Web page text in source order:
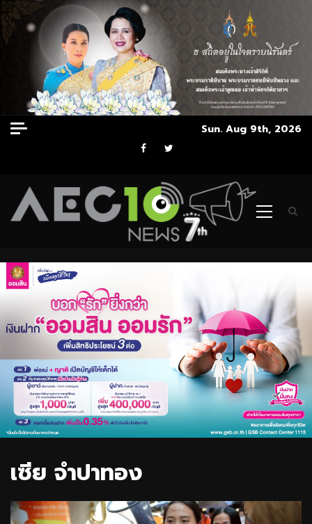
Skip
to
Sun. Aug 9th, 2026
Facebook
Twitter
Primary
เซีย จำปาทอง